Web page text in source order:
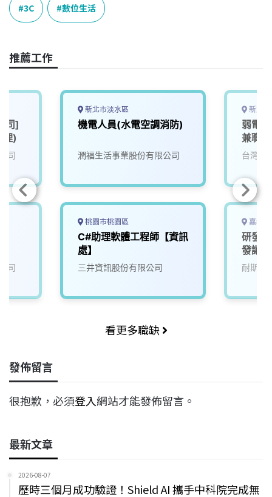
e
b
o
k
e
e
a
n
k
3C 數位生活
推薦工作
司]
理)
司
司
新北市淡水區
機電人員(水電空調消防)
潤福生活事業股份有限公司
桃園市桃園區
C#助理軟體工程師【資訊
處】
三井資訊股份有限公司
新北
弱電
兼職)
過6小
台灣寶
嘉義
研發
發讓
來)1
耐斯企
看更多職缺
發佈留言
很抱歉，必須登入網站才能發佈留言。
最新文章
2026-08-07
歷時三個月成功驗證！Shield AI 攜手中科院完成無